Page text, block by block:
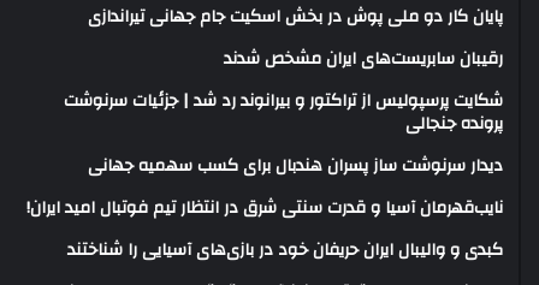
پایان کار دو ملی پوش در بخش اسکیت جام جهانی تیراندازی
رقیبان سابریست‌های ایران مشخص شدند
شکایت پرسپولیس از تراکتور و بیرانوند رد شد | جزئیات سرنوشت
پرونده جنجالی
دیدار سرنوشت ساز پسران هندبال برای کسب سهمیه جهانی
نایب‌قهرمان آسیا و قدرت سنتی شرق در انتظار تیم فوتبال امید ایران!
کبدی و والیبال ایران حریفان خود در بازی‌های آسیایی را شناختند